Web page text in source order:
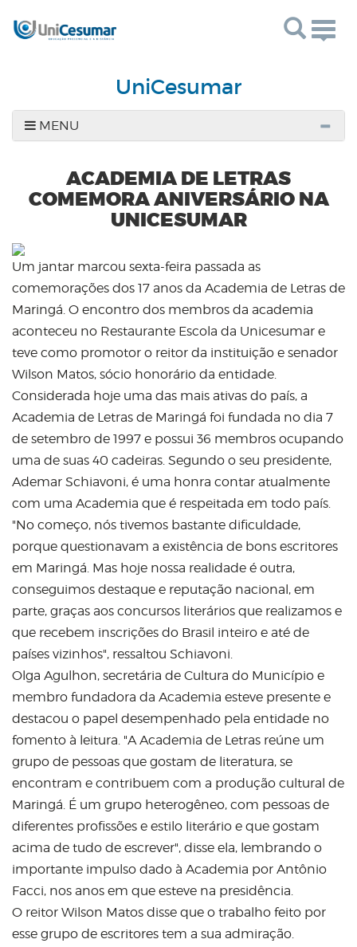
UniCesumar
MENU
ACADEMIA DE LETRAS
COMEMORA ANIVERSÁRIO NA
UNICESUMAR
Um jantar marcou sexta-feira passada as
comemorações dos 17 anos da Academia de Letras de
Maringá. O encontro dos membros da academia
aconteceu no Restaurante Escola da Unicesumar e
teve como promotor o reitor da instituição e senador
Wilson Matos, sócio honorário da entidade.
Considerada hoje uma das mais ativas do país, a
Academia de Letras de Maringá foi fundada no dia 7
de setembro de 1997 e possui 36 membros ocupando
uma de suas 40 cadeiras. Segundo o seu presidente,
Ademar Schiavoni, é uma honra contar atualmente
com uma Academia que é respeitada em todo país.
"No começo, nós tivemos bastante dificuldade,
porque questionavam a existência de bons escritores
em Maringá. Mas hoje nossa realidade é outra,
conseguimos destaque e reputação nacional, em
parte, graças aos concursos literários que realizamos e
que recebem inscrições do Brasil inteiro e até de
países vizinhos", ressaltou Schiavoni.
Olga Agulhon, secretária de Cultura do Município e
membro fundadora da Academia esteve presente e
destacou o papel desempenhado pela entidade no
fomento à leitura. "A Academia de Letras reúne um
grupo de pessoas que gostam de literatura, se
encontram e contribuem com a produção cultural de
Maringá. É um grupo heterogêneo, com pessoas de
diferentes profissões e estilo literário e que gostam
acima de tudo de escrever", disse ela, lembrando o
importante impulso dado à Academia por Antônio
Facci, nos anos em que esteve na presidência.
O reitor Wilson Matos disse que o trabalho feito por
esse grupo de escritores tem a sua admiração.